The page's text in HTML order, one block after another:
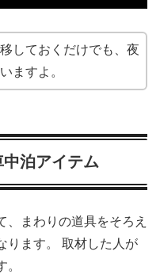
しておくだけでも、夜
ますよ。
泊アイテム
、まわりの道具をそろえ
ります。 取材した人が